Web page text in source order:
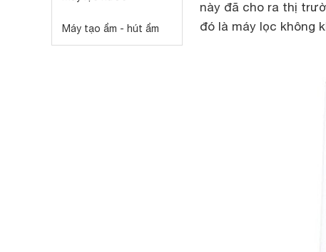
Máy tạo ẩm - hút ẩm
này đã cho ra thị
đó là máy lọc không